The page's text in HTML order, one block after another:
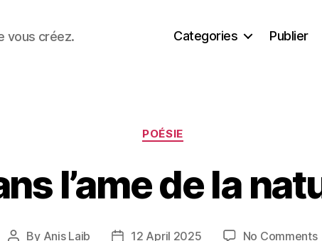
vous créez. Categories Publier
Categories
POÉSIE
l’ame de la
Post
By Anis Laib
Post12 April 2025 No Comments